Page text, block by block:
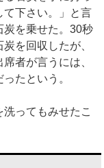
て下さい。」と言
炭を乗せた。30秒
を回収したが、
者が言うには、
たという。
ってもみせたこ